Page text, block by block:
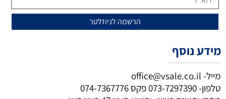
מידע נוסף
מייל- office@vsale.co.il
טלפון-073-7297390פקס 074-7367776